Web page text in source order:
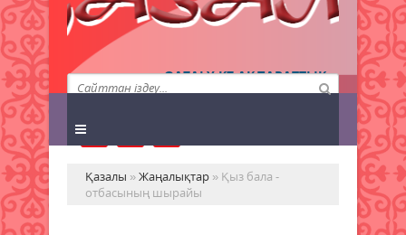
QAZALY.KZ АҚПАРАТТЫҚ
АГЕНТТІГІ
Қазалы »Жаңалықтар » Қыз бала -
отбасының шырайы